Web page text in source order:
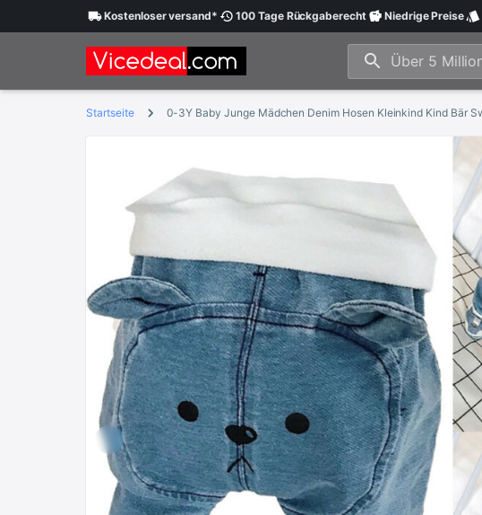
Kostenloserversand* 100 TageRückgaberecht NiedrigePreise
Startseite